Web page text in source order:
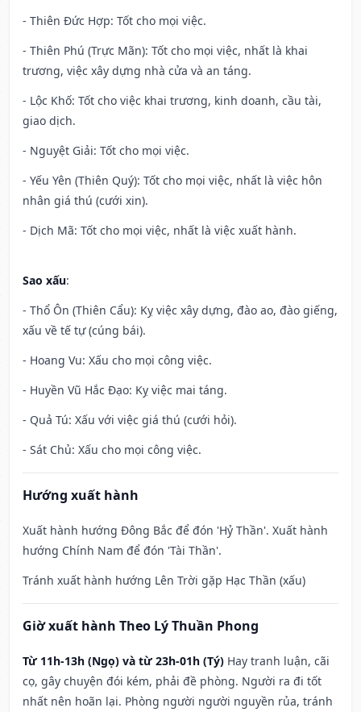
- Thiên Đức Hợp: Tốt cho mọi việc.
- Thiên Phú (Trực Mãn): Tốt cho mọi việc, nhất là khai
trương, việc xây dựng nhà cửa và an táng.
- Lộc Khố: Tốt cho việc khai trương, kinh doanh, cầu tài,
giao dịch.
- Nguyệt Giải: Tốt cho mọi việc.
- Yếu Yên (Thiên Quý): Tốt cho mọi việc, nhất là việc hôn
nhân giá thú (cưới xin).
- Dịch Mã: Tốt cho mọi việc, nhất là việc xuất hành.
Sao xấu:
- Thổ Ôn (Thiên Cẩu): Kỵ việc xây dựng, đào ao, đào giếng,
xấu về tế tự (cúng bái).
- Hoang Vu: Xấu cho mọi công việc.
- Huyền Vũ Hắc Đạo: Kỵ việc mai táng.
- Quả Tú: Xấu với việc giá thú (cưới hỏi).
- Sát Chủ: Xấu cho mọi công việc.
Hướng xuất hành
Xuất hành hướng Đông Bắc để đón 'Hỷ Thần'. Xuất hành
hướng Chính Nam để đón 'Tài Thần'.
Tránh xuất hành hướng Lên Trời gặp Hạc Thần (xấu)
Giờ xuất hành Theo Lý Thuần Phong
Từ 11h-13h (Ngọ) và từ 23h-01h (Tý) Hay tranh luận, cãi
cọ, gây chuyện đói kém, phải đề phòng. Người ra đi tốt
nhất nên hoãn lại. Phòng người người nguyền rủa, tránh